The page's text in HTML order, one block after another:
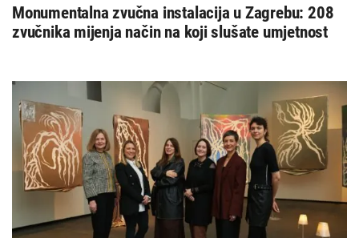
Monumentalna zvučna instalacija u Zagrebu: 208
zvučnika mijenja način na koji slušate umjetnost